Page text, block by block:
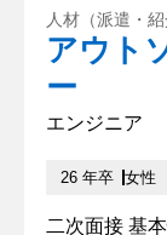
るため、モチ
と考えまし
私が大学で勉
人材（派遣・紹
アウト
ー
エンジニア
26 年卒 女性
二次面接 基